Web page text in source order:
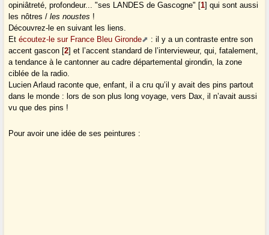
opiniâtreté, profondeur... "ses LANDES de Gascogne" [1] qui sont aussi
les nôtres /les noustes !
Découvrez-le en suivant les liens.
Etécoutez-le sur France Bleu Gironde
: il y a un contraste entre son
accent gascon [2] et l’accent standard de l’intervieweur, qui, fatalement,
a tendance à le cantonner au cadre départemental girondin, la zone
ciblée de la radio.
Lucien Arlaud raconte que, enfant, il a cru qu’il y avait des pins partout
dans le monde : lors de son plus long voyage, vers Dax, il n’avait aussi
vu que des pins !
Pour avoir une idée de ses peintures :